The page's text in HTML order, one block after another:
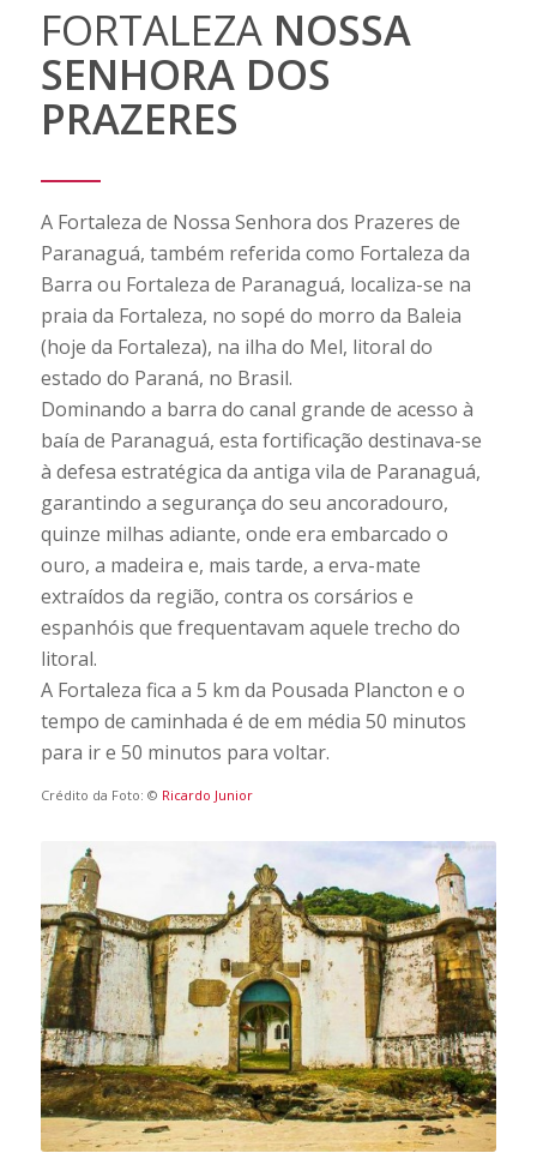
FORTALEZA NOSSA
SENHORA DOS
PRAZERES
A Fortaleza de Nossa Senhora dos Prazeres de
Paranaguá, também referida como Fortaleza da
Barra ou Fortaleza de Paranaguá, localiza-se na
praia da Fortaleza, no sopé do morro da Baleia
(hoje da Fortaleza), na ilha do Mel, litoral do
estado do Paraná, no Brasil.
Dominando a barra do canal grande de acesso à
baía de Paranaguá, esta fortificação destinava-se
à defesa estratégica da antiga vila de Paranaguá,
garantindo a segurança do seu ancoradouro,
quinze milhas adiante, onde era embarcado o
ouro, a madeira e, mais tarde, a erva-mate
extraídos da região, contra os corsários e
espanhóis que frequentavam aquele trecho do
litoral.
A Fortaleza fica a 5 km da Pousada Plancton e o
tempo de caminhada é de em média 50 minutos
para ir e 50 minutos para voltar.
Crédito da Foto: © Ricardo Junior